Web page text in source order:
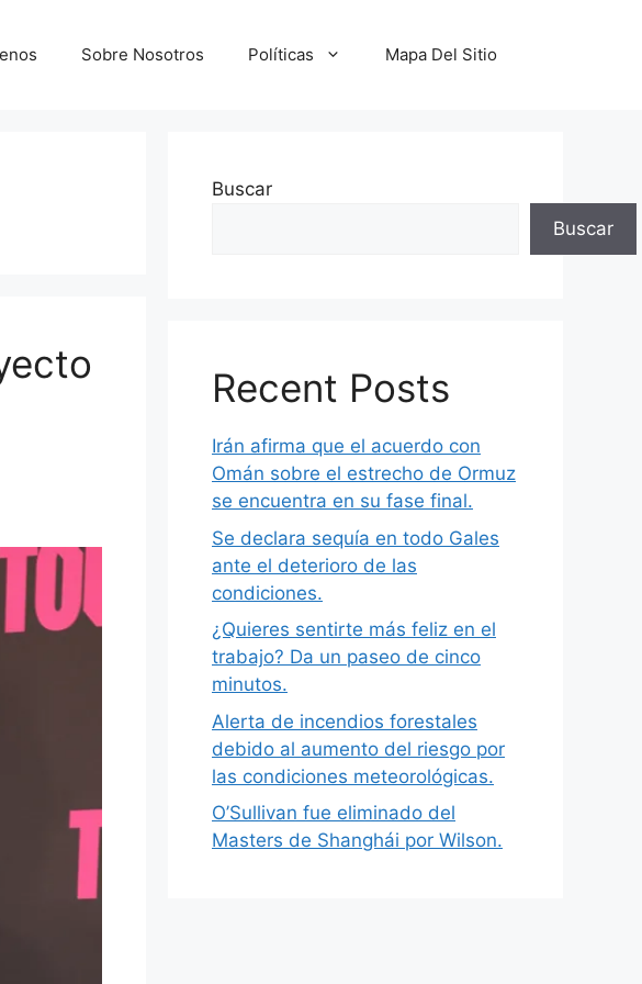
Sobre Nosotros Políticas Mapa Del Sitio
Buscar
Buscar
Recent Posts
Irán afirma que el acuerdo con
Omán sobre el estrecho de Ormuz
se encuentra en su fase final.
Se declara sequía en todo Gales
ante el deterioro de las
condiciones.
¿Quieres sentirte más feliz en el
trabajo? Da un paseo de cinco
minutos.
Alerta de incendios forestales
debido al aumento del riesgo por
las condiciones meteorológicas.
O’Sullivan fue eliminado del
Masters de Shanghái por Wilson.